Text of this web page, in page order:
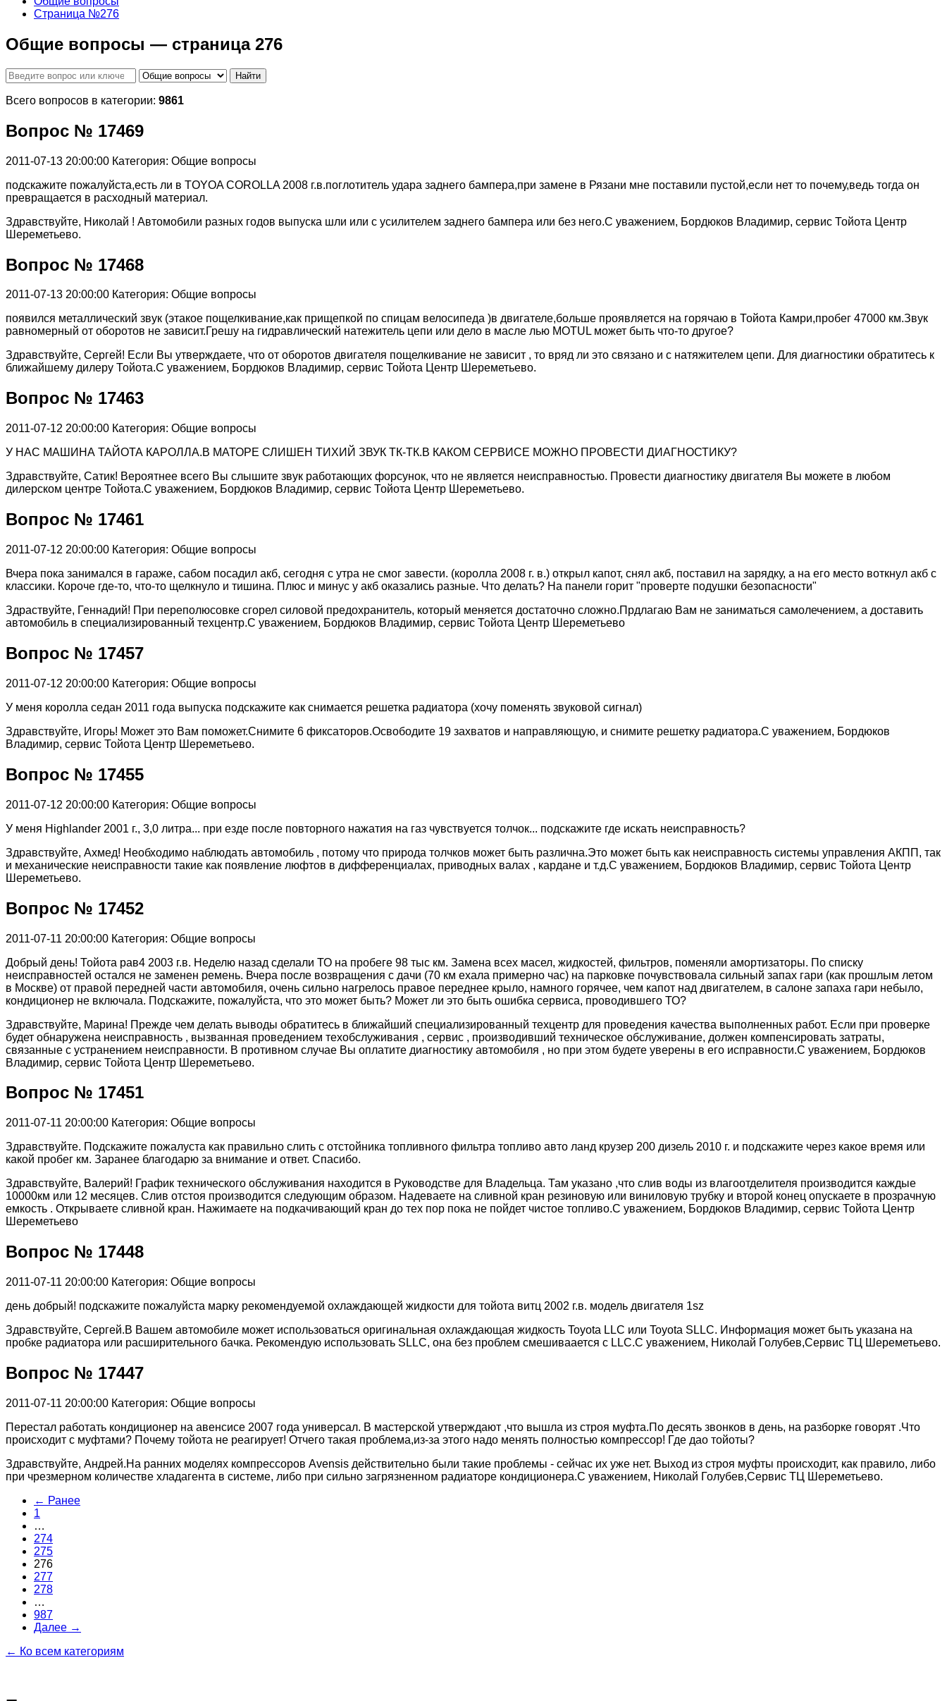
Страница №276
Общие вопросы — страница 276
Найти
Всего вопросов в категории: 9861
Вопрос № 17469
2011-07-13 20:00:00 Категория: Общие вопросы
подскажите пожалуйста,есть ли в TOYOA COROLLA 2008 г.в.поглотитель удара заднего бампера,при замене в Рязани мне поставили пустой,если нет то почему,ведь тогда он
превращается в расходный материал.
Здравствуйте, Николай ! Автомобили разных годов выпуска шли или с усилителем заднего бампера или без него.С уважением, Бордюков Владимир, сервис Тойота Центр
Шереметьево.
Вопрос № 17468
2011-07-13 20:00:00 Категория: Общие вопросы
появился металлический звук (этакое пощелкивание,как прищепкой по спицам велосипеда )в двигателе,больше проявляется на горячаю в Тойота Камри,пробег 47000 км.Звук
равномерный от оборотов не зависит.Грешу на гидравлический натежитель цепи или дело в масле лью MOTUL может быть что-то другое?
Здравствуйте, Сергей! Если Вы утверждаете, что от оборотов двигателя пощелкивание не зависит , то вряд ли это связано и с натяжителем цепи. Для диагностики обратитесь к
ближайшему дилеру Тойота.С уважением, Бордюков Владимир, сервис Тойота Центр Шереметьево.
Вопрос № 17463
2011-07-12 20:00:00 Категория: Общие вопросы
У НАС МАШИНА ТАЙОТА КАРОЛЛА.В МАТОРЕ СЛИШЕН ТИХИЙ ЗВУК ТК-ТК.В КАКОМ СЕРВИСЕ МОЖНО ПРОВЕСТИ ДИАГНОСТИКУ?
Здравствуйте, Сатик! Вероятнее всего Вы слышите звук работающих форсунок, что не является неисправностью. Провести диагностику двигателя Вы можете в любом
дилерском центре Тойота.С уважением, Бордюков Владимир, сервис Тойота Центр Шереметьево.
Вопрос № 17461
2011-07-12 20:00:00 Категория: Общие вопросы
Вчера пока занимался в гараже, сабом посадил акб, сегодня с утра не смог завести. (королла 2008 г. в.) открыл капот, снял акб, поставил на зарядку, а на его место воткнул акб с
классики. Короче где-то, что-то щелкнуло и тишина. Плюс и минус у акб оказались разные. Что делать? На панели горит "проверте подушки безопасности"
Здраствуйте, Геннадий! При переполюсовке сгорел силовой предохранитель, который меняется достаточно сложно.Прдлагаю Вам не заниматься самолечением, а доставить
автомобиль в специализированный техцентр.С уважением, Бордюков Владимир, сервис Тойота Центр Шереметьево
Вопрос № 17457
2011-07-12 20:00:00 Категория: Общие вопросы
У меня королла седан 2011 года выпуска подскажите как снимается решетка радиатора (хочу поменять звуковой сигнал)
Здравствуйте, Игорь! Может это Вам поможет.Снимите 6 фиксаторов.Освободите 19 захватов и направляющую, и снимите решетку радиатора.С уважением, Бордюков
Владимир, сервис Тойота Центр Шереметьево.
Вопрос № 17455
2011-07-12 20:00:00 Категория: Общие вопросы
У меня Highlander 2001 г., 3,0 литра... при езде после повторного нажатия на газ чувствуется толчок... подскажите где искать неисправность?
Здравствуйте, Ахмед! Необходимо наблюдать автомобиль , потому что природа толчков может быть различна.Это может быть как неисправность системы управления АКПП, так
и механические неисправности такие как появление люфтов в дифференциалах, приводных валах , кардане и т.д.С уважением, Бордюков Владимир, сервис Тойота Центр
Шереметьево.
Вопрос № 17452
2011-07-11 20:00:00 Категория: Общие вопросы
Добрый день! Тойота рав4 2003 г.в. Неделю назад сделали ТО на пробеге 98 тыс км. Замена всех масел, жидкостей, фильтров, поменяли амортизаторы. По списку
неисправностей остался не заменен ремень. Вчера после возвращения с дачи (70 км ехала примерно час) на парковке почувствовала сильный запах гари (как прошлым летом
в Москве) от правой передней части автомобиля, очень сильно нагрелось правое переднее крыло, намного горячее, чем капот над двигателем, в салоне запаха гари небыло,
кондиционер не включала. Подскажите, пожалуйста, что это может быть? Может ли это быть ошибка сервиса, проводившего ТО?
Здравствуйте, Марина! Прежде чем делать выводы обратитесь в ближайший специализированный техцентр для проведения качества выполненных работ. Если при проверке
будет обнаружена неисправность , вызванная проведением техобслуживания , сервис , производивший техническое обслуживание, должен компенсировать затраты,
связанные с устранением неисправности. В противном случае Вы оплатите диагностику автомобиля , но при этом будете уверены в его исправности.С уважением, Бордюков
Владимир, сервис Тойота Центр Шереметьево.
Вопрос № 17451
2011-07-11 20:00:00 Категория: Общие вопросы
Здравствуйте. Подскажите пожалуста как правильно слить с отстойника топливного фильтра топливо авто ланд крузер 200 дизель 2010 г. и подскажите через какое время или
какой пробег км. Заранее благодарю за внимание и ответ. Спасибо.
Здравствуйте, Валерий! График технического обслуживания находится в Руководстве для Владельца. Там указано ,что слив воды из влагоотделителя производится каждые
10000км или 12 месяцев. Слив отстоя производится следующим образом. Надеваете на сливной кран резиновую или виниловую трубку и второй конец опускаете в прозрачную
емкость . Открываете сливной кран. Нажимаете на подкачивающий кран до тех пор пока не пойдет чистое топливо.С уважением, Бордюков Владимир, сервис Тойота Центр
Шереметьево
Вопрос № 17448
2011-07-11 20:00:00 Категория: Общие вопросы
день добрый! подскажите пожалуйста марку рекомендуемой охлаждающей жидкости для тойота витц 2002 г.в. модель двигателя 1sz
Здравствуйте, Сергей.В Вашем автомобиле может использоваться оригинальная охлаждающая жидкость Toyota LLC или Toyota SLLC. Информация может быть указана на
пробке радиатора или расширительного бачка. Рекомендую использовать SLLC, она без проблем смешиваается с LLC.С уважением, Николай Голубев,Сервис ТЦ Шереметьево.
Вопрос № 17447
2011-07-11 20:00:00 Категория: Общие вопросы
Перестал работать кондиционер на авенсисе 2007 года универсал. В мастерской утверждают ,что вышла из строя муфта.По десять звонков в день, на разборке говорят .Что
происходит с муфтами? Почему тойота не реагирует! Отчего такая проблема,из-за этого надо менять полностью компрессор! Где дао тойоты?
Здравствуйте, Андрей.На ранних моделях компрессоров Avensis действительно были такие проблемы - сейчас их уже нет. Выход из строя муфты происходит, как правило, либо
при чрезмерном количестве хладагента в системе, либо при сильно загрязненном радиаторе кондиционера.С уважением, Николай Голубев,Сервис ТЦ Шереметьево.
← Ранее
1
…
274
275
276
277
278
…
987
Далее →
← Ко всем категориям